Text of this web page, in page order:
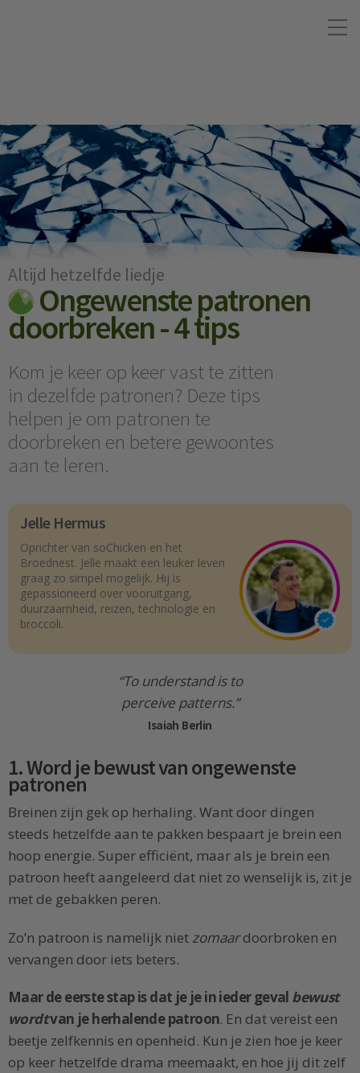
Altijd hetzelfde liedje
Ongewenste patronen
doorbreken - 4 tips
Kom je keer op keer vast te zitten
in dezelfde patronen? Deze tips
helpen je om patronen te
doorbreken en betere gewoontes
aan te leren.
Jelle Hermus
Oprichter van soChicken en het
Broednest. Jelle maakt een leuker leven
graag zo simpel mogelijk. Hij is
gepassioneerd over vooruitgang,
duurzaamheid, reizen, technologie en
broccoli.
“To understand is to
perceive patterns.”
Isaiah Berlin
1. Word je bewust van ongewenste
patronen
Breinen zijn gek op herhaling. Want door dingen
steeds hetzelfde aan te pakken bespaart je brein een
hoop energie. Super efficiënt, maar als je brein een
patroon heeft aangeleerd dat niet zo wenselijk is, zit je
met de gebakken peren.
Zo’n patroon is namelijk niet zomaardoorbroken en
vervangen door iets beters.
Maar de eerste stap is dat je je in ieder geval bewust
wordtvan je herhalende patroon. En dat vereist een
beetje zelfkennis en openheid. Kun je zien hoe je keer
op keer hetzelfde drama meemaakt, en hoe jij dit zelf